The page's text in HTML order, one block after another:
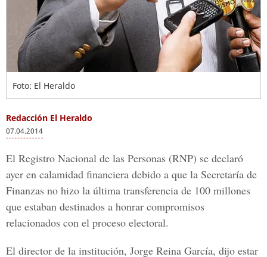
Foto: El Heraldo
Redacción El Heraldo
07.04.2014
El Registro Nacional de las Personas (RNP) se declaró
ayer en calamidad financiera debido a que la Secretaría de
Finanzas no hizo la última transferencia de 100 millones
que estaban destinados a honrar compromisos
relacionados con el proceso electoral.
El director de la institución, Jorge Reina García, dijo estar